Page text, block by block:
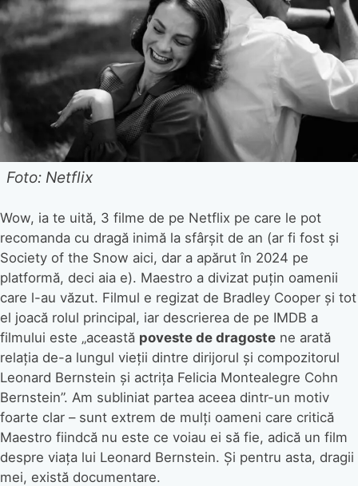
Foto: Netflix
Wow, ia te uită, 3 filme de pe Netflix pe care le pot
recomanda cu dragă inimă la sfârșit de an (ar fi fost și
Society of the Snow aici, dar a apărut în 2024 pe
platformă, deci aia e). Maestro a divizat puțin oamenii
care l-au văzut. Filmul e regizat de Bradley Cooper și tot
el joacă rolul principal, iar descrierea de pe IMDB a
filmului este „această poveste de dragoste ne arată
relația de-a lungul vieții dintre dirijorul și compozitorul
Leonard Bernstein și actrița Felicia Montealegre Cohn
Bernstein”. Am subliniat partea aceea dintr-un motiv
foarte clar – sunt extrem de mulți oameni care critică
Maestro fiindcă nu este ce voiau ei să fie, adică un film
despre viața lui Leonard Bernstein. Și pentru asta, dragii
mei, există documentare.